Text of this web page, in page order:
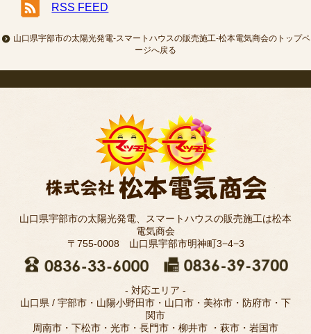
RSS FEED
山口県宇部市の太陽光発電-スマートハウスの販売施工-松本電気商会のトップペ
ージへ戻る
山口県宇部市の太陽光発電、スマートハウスの販売施工は松本
電気商会
〒755-0008 山口県宇部市明神町3−4−3
- 対応エリア -
山口県 / 宇部市・山陽小野田市・山口市・美祢市・防府市・下
関市
周南市・下松市・光市・長門市・柳井市 ・萩市・岩国市